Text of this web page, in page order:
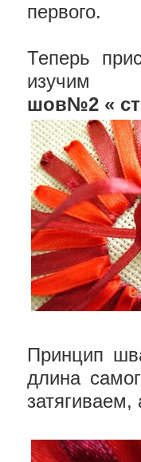
первого.
Теперь
изучим
шов№2 «
Принцип
длина